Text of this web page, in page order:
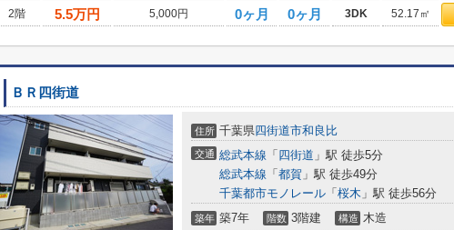
2階
5.5万円 5,000円 0ヶ月 0ヶ月 3DK 52.17㎡
ＢＲ四街道
住所 千葉県四街道市和良比
交通 総武本線 「 四街道 」駅 徒歩5分
総武本線 「 都賀 」駅 徒歩49分
千葉都市モノレール 「 桜木 」駅 徒歩56分
築年 築7年 階数 3階建 構造 木造